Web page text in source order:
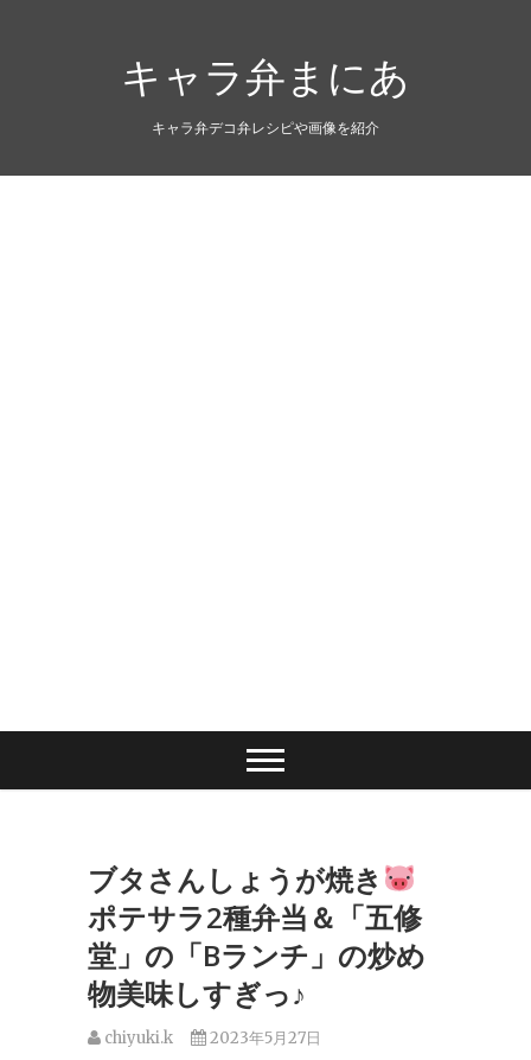
キャラ弁まにあ
キャラ弁デコ弁レシピや画像を紹介
ブタさんしょうが焼き
ポテサラ2種弁当＆「五修
堂」の「Bランチ」の炒め
物美味しすぎっ♪
chiyuki.k 2023年5月27日